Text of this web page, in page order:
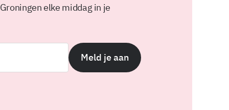
elke middag in je
Meld je aan